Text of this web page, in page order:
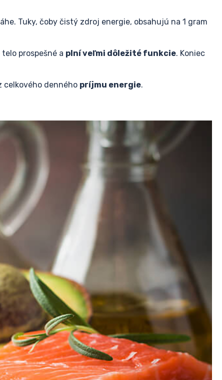
Tuky, čoby čistý zdroj energie, obsahujú na 1 gram
prospešné a plní veľmi dôležité funkcie. Koniec
celkového denného príjmu energie.